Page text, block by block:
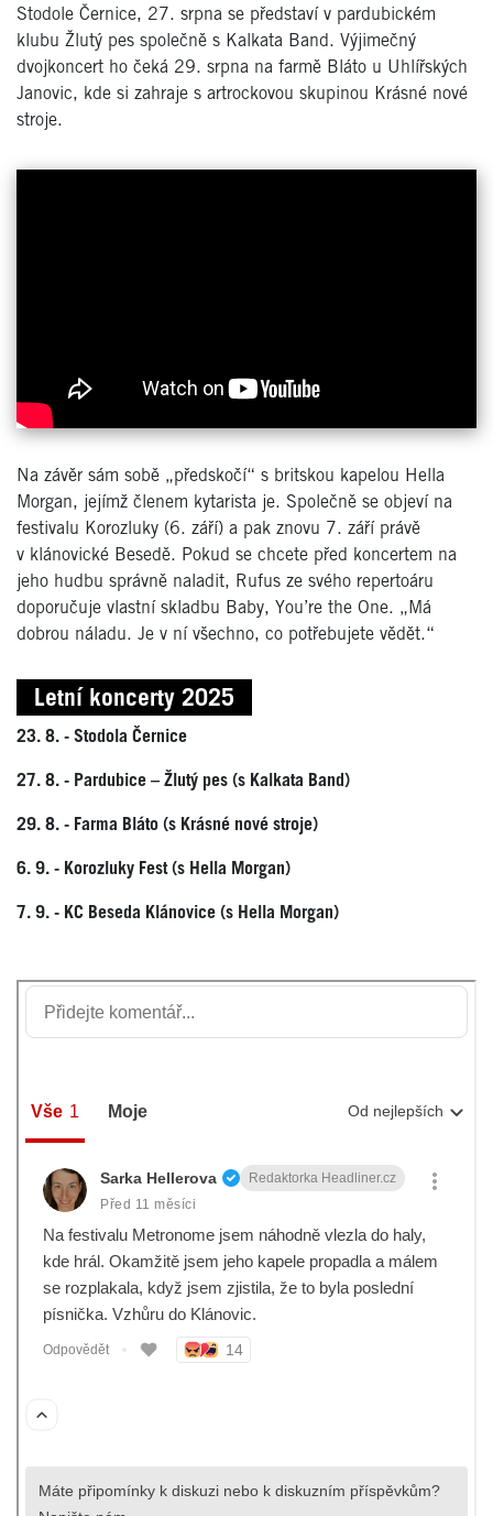
Stodole Černice, 27. srpna se představí v pardubickém
klubu Žlutý pes společně s Kalkata Band. Výjimečný
dvojkoncert ho čeká 29. srpna na farmě Bláto u Uhlířských
Janovic, kde si zahraje s artrockovou skupinou Krásné nové
stroje.
Na závěr sám sobě „předskočí“ s britskou kapelou Hella
Morgan, jejímž členem kytarista je. Společně se objeví na
festivalu Korozluky (6. září) a pak znovu 7. září právě
v klánovické Besedě. Pokud se chcete před koncertem na
jeho hudbu správně naladit, Rufus ze svého repertoáru
doporučuje vlastní skladbu Baby, You’re the One. „Má
dobrou náladu. Je v ní všechno, co potřebujete vědět.“
Letní koncerty 2025
23. 8. - Stodola Černice
27. 8. - Pardubice – Žlutý pes (s Kalkata Band)
29. 8. - Farma Bláto (s Krásné nové stroje)
6. 9. - Korozluky Fest (s Hella Morgan)
7. 9. - KC Beseda Klánovice (s Hella Morgan)